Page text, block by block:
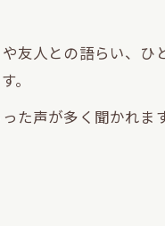
友人との語らい、ひ
。
た声が多く聞かれま